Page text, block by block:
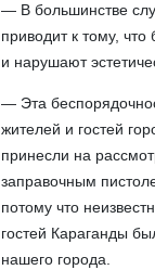
— В большинстве
приводит к тому,
и нарушают
— Эта
жителей и гостей
принесли на
заправочным
потому что
гостей Караганды
нашего города.